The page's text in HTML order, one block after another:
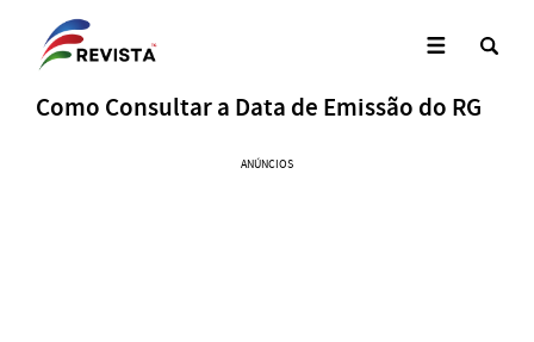
Como Consultar a Data de Emissão do RG
ANÚNCIOS